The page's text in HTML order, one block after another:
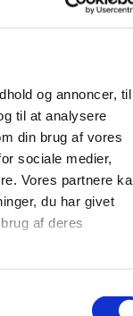
og annoncer, til
til at analysere
din brug af vores
sociale medier,
Vores partnere
du har givet
af deres
Her taler vi
og vi synger
i "bunden" af
vær med!